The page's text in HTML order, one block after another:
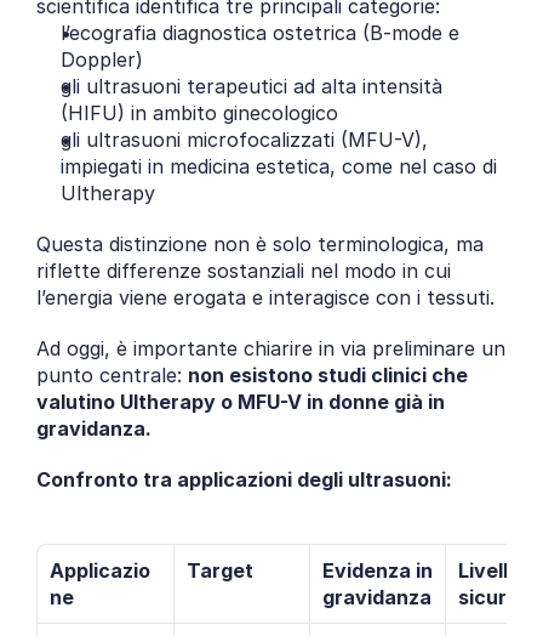
scientifica identifica tre principali categorie:
l’ecografia diagnostica ostetrica (B-mode e
Doppler)
gli ultrasuoni terapeutici ad alta intensità
(HIFU) in ambito ginecologico
gli ultrasuoni microfocalizzati (MFU-V),
impiegati in medicina estetica, come nel caso di
Ultherapy
Questa distinzione non è solo terminologica, ma
riflette differenze sostanziali nel modo in cui
l’energia viene erogata e interagisce con i tessuti.
Ad oggi, è importante chiarire in via preliminare un
punto centrale: non esistono studi clinici che
valutino Ultherapy o MFU-V in donne già in
gravidanza.
Confronto tra applicazioni degli ultrasuoni:
Applicazio
ne
Target
Evidenza in
gravidanza
Livello di